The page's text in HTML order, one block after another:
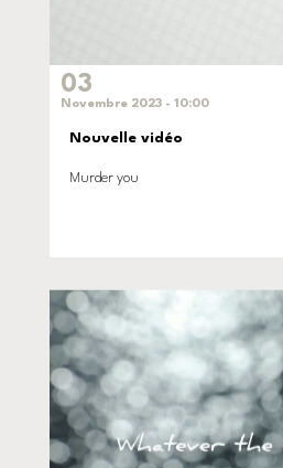
03
Novembre 2023 - 10:00
Nouvelle vidéo
Murder you